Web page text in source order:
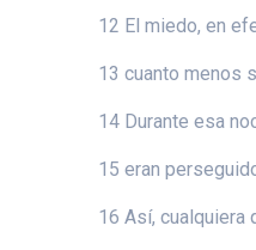
12 El miedo, en
13 cuanto menos
14 Durante esa
15 eran
16 Así, cualquiera